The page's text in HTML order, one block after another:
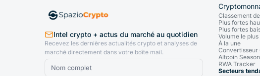
Intel crypto + actus du marché au quotidien
Recevez les dernières actualités crypto et analyses de
marché directement dans votre boîte mail.
Classement
Plus fortes
Plus fortes
Volume le
À la une
Convertisseur
Altcoin
RWA Tracker
Secteurs